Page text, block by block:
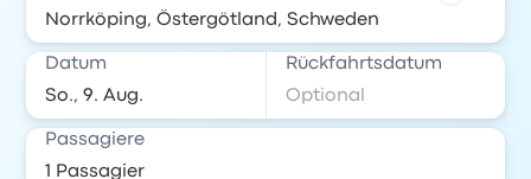
Datum Rückfahrtsdatum
Passagiere